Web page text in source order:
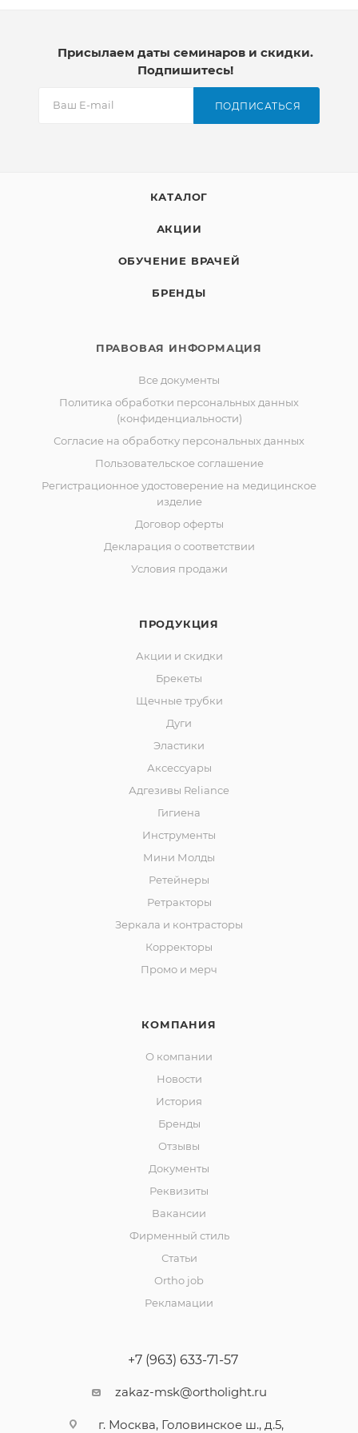
Присылаем даты семинаров и скидки.
Подпишитесь!
ПОДПИСАТЬСЯ
КАТАЛОГ
АКЦИИ
ОБУЧЕНИЕ ВРАЧЕЙ
БРЕНДЫ
ПРАВОВАЯ ИНФОРМАЦИЯ
Все документы
Политика обработки персональных данных
(конфиденциальности)
Согласие на обработку персональных данных
Пользовательское соглашение
Регистрационное удостоверение на медицинское
изделие
Договор оферты
Декларация о соответствии
Условия продажи
ПРОДУКЦИЯ
Акции и скидки
Брекеты
Щечные трубки
Дуги
Эластики
Аксессуары
Адгезивы Reliance
Гигиена
Инструменты
Мини Молды
Ретейнеры
Ретракторы
Зеркала и контраcторы
Корректоры
Промо и мерч
КОМПАНИЯ
О компании
Новости
История
Бренды
Отзывы
Документы
Реквизиты
Вакансии
Фирменный стиль
Статьи
Ortho job
Рекламации
+7 (963) 633-71-57
zakaz-msk@ortholight.ru
г. Москва, Головинское ш., д.5,